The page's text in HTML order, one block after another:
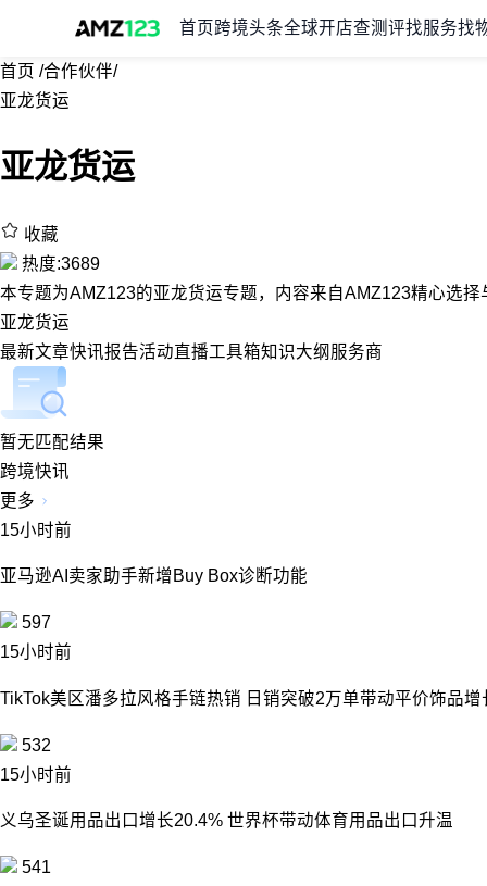
首页 跨境头条全球开店查测评找服务找
首页 /合作伙伴/
亚龙货运
亚龙货运
收藏
热度:3689
本专题为AMZ123的亚龙货运专题，内容来自AMZ123精心选
亚龙货运
最新文章快讯报告活动直播工具箱知识大纲 服务商
暂无匹配结果
跨境快讯
更多
15小时前
亚马逊AI卖家助手新增Buy Box诊断功能
597
15小时前
TikTok美区潘多拉风格手链热销 日销突破2万单带动平价饰品增
532
15小时前
义乌圣诞用品出口增长20.4% 世界杯带动体育用品出口升温
541